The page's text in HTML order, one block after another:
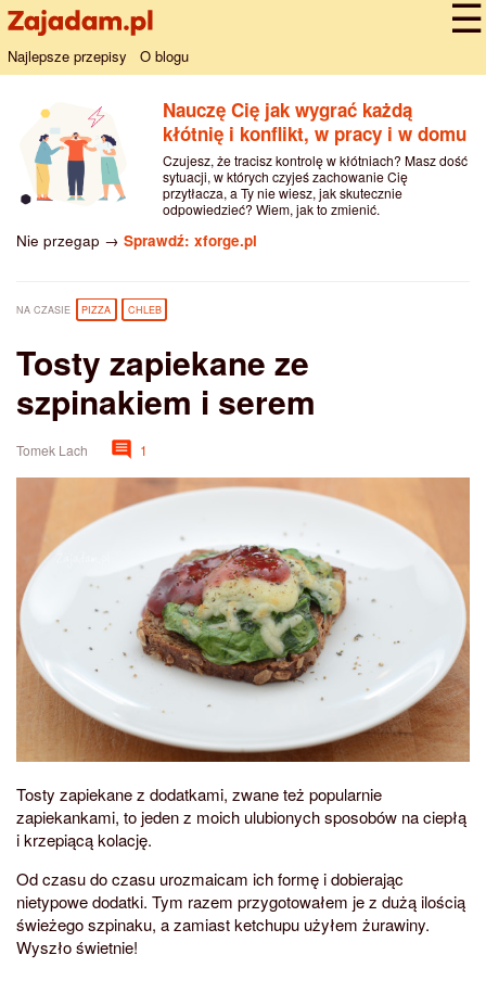
Najlepsze przepisy O blogu
Nauczę Cię jak wygrać każdą
kłótnię i konflikt, w pracy i w domu
Czujesz, że tracisz kontrolę w kłótniach? Masz dość
sytuacji, w których czyjeś zachowanie Cię
przytłacza, a Ty nie wiesz, jak skutecznie
odpowiedzieć? Wiem, jak to zmienić.
Nie przegap → Sprawdź: xforge.pl
NA CZASIE PIZZA CHLEB
Tosty zapiekane ze
szpinakiem i serem
Tomek Lach 1
Tosty zapiekane z dodatkami, zwane też popularnie
zapiekankami, to jeden z moich ulubionych sposobów na ciepłą
i krzepiącą kolację.
Od czasu do czasu urozmaicam ich formę i dobierając
nietypowe dodatki. Tym razem przygotowałem je z dużą ilością
świeżego szpinaku, a zamiast ketchupu użyłem żurawiny.
Wyszło świetnie!